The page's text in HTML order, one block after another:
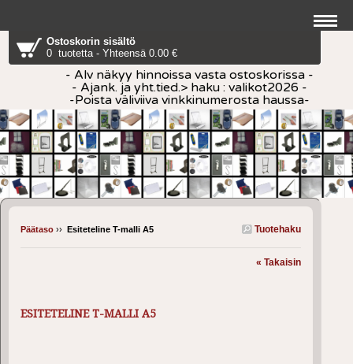
Ostoskorin sisältö
0 tuotetta - Yhteensä 0.00 €
- Alv näkyy hinnoissa vasta ostoskorissa -
- Ajank. ja yht.tied.> haku : valikot2026 -
-Poista väliviiva vinkkinumerosta haussa-
Tuotehaku
Päätaso ›› Esiteteline T-malli A5
« Takaisin
ESITETELINE T-MALLI A5